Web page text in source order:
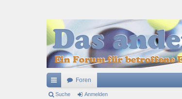
ch
Foren
Suche Anmelden